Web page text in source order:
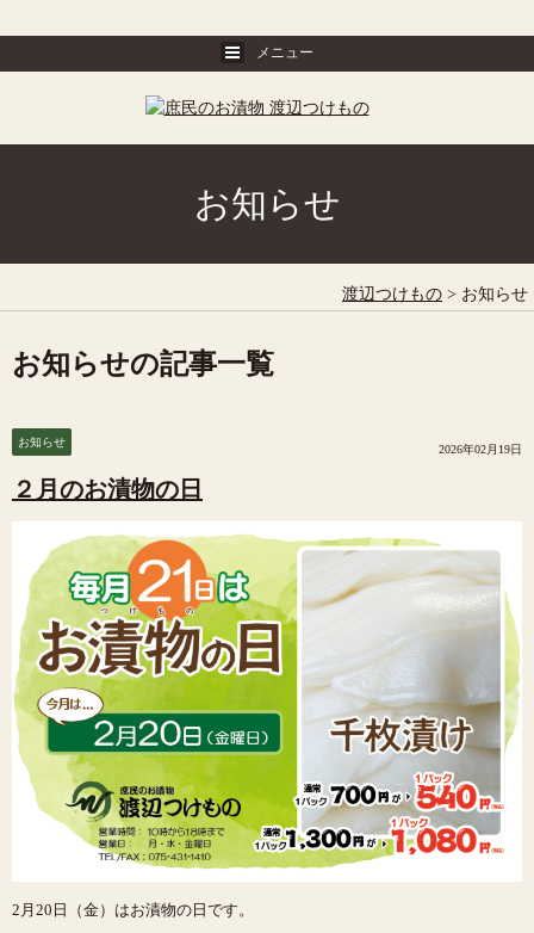
お知らせ
渡辺つけもの > お知らせ
お知らせの記事一覧
お知らせ
2026年02月19日
２月のお漬物の日
2月20日（金）はお漬物の日です。